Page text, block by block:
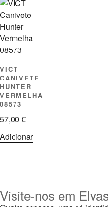
VICT
CANIVETE
HUNTER
VERMELHA
08573
57,00 €
Adicionar
Visite-nos em Elvas